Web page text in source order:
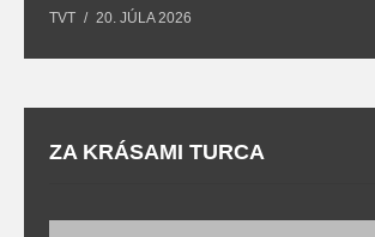
TVT 20. JÚLA 2026
ZA KRÁSAMI TURCA